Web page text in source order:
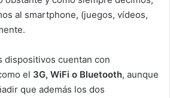
al smartphone, (juegos, vídeos,
dispositivos cuentan con
el 3G, WiFi o Bluetooth, aunque
que además los dos